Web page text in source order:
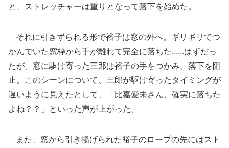
と、ストレッチャーは重りとなって落下を始めた。
それに引きずられる形で裕子は窓の外へ。ギリギリでつ
かんでいた窓枠から手が離れて完全に落ちた......はずだっ
たが、窓に駆け寄った三郎は裕子の手をつかみ、落下を阻
止。このシーンについて、三郎が駆け寄ったタイミングが
遅いように見えたとして、「比嘉愛未さん、確実に落ちた
よね？？」といった声が上がった。
また、窓から引き揚げられた裕子のロープの先にはスト